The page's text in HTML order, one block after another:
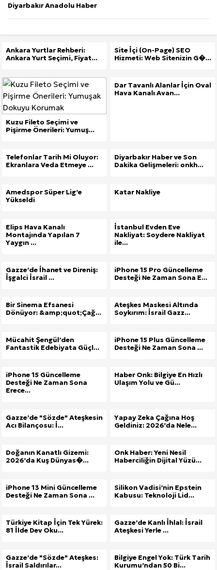
Diyarbakır Anadolu Haber
Ankara Yurtlar Rehberi:
Ankara Yurt Seçimi, Fiyat...
Site İçi (On-Page) SEO
Hizmeti: Web Sitenizin G�...
Kuzu Fileto Seçimi ve
Pişirme Önerileri: Yumuş...
Dar Tavanlı Alanlar İçin Oval
Hava Kanalı Avan...
Telefonlar Tarih Mi Oluyor:
Ekranlara Veda Etmeye ...
Diyarbakır Haber ve Son
Dakika Gelişmeleri: onkh...
Amedspor Süper Lig’e
Yükseldi
Katar Nakliye
Elips Hava Kanalı
Montajında Yapılan 7
Yaygın ...
İstanbul Evden Eve
Nakliyat: Soydere Nakliyat
ile...
Gazze’de İhanet ve Direniş:
İşgalci İsrail ...
iPhone 15 Pro Güncelleme
Desteği Ne Zaman Sona E...
Bir Sinema Efsanesi
Dönüyor: &amp;quot;Çağ...
Ateşkes Maskesi Altında
Soykırım: İsrail Gazz...
Mücahit Şengül’den
Fantastik Edebiyata Güçl...
iPhone 15 Plus Güncelleme
Desteği Ne Zaman Sona ...
iPhone 15 Güncelleme
Desteği Ne Zaman Sona
Erece...
Haber Onk: Bilgiye En Hızlı
Ulaşım Yolu ve Gü...
Gazze’de "Sözde" Ateşkesin
Acı Bilançosu: İ...
Yapay Zeka Çağına Hoş
Geldiniz: 2026’da Nele...
Doğanın Kanatlı Gizemi:
2026’da Kuş Dünyas�...
Onk Haber: Yeni Nesil
Haberciliğin Dijital Yüzü...
iPhone 13 Mini Güncelleme
Desteği Ne Zaman Sona ...
Silikon Vadisi’nin Epstein
Kabusu: Teknoloji Lid...
Türkiye Kitap İçin Tek Yürek:
81 İlde Dev Oku...
Gazze’de Kanlı İhlal: İsrail
Ateşkesi Yerle ...
Gazze’de "Sözde" Ateşkes:
İsrail Saldırılar...
Bilgiye Engel Yok: Türk Tarih
Kurumu’ndan 50 Bi...